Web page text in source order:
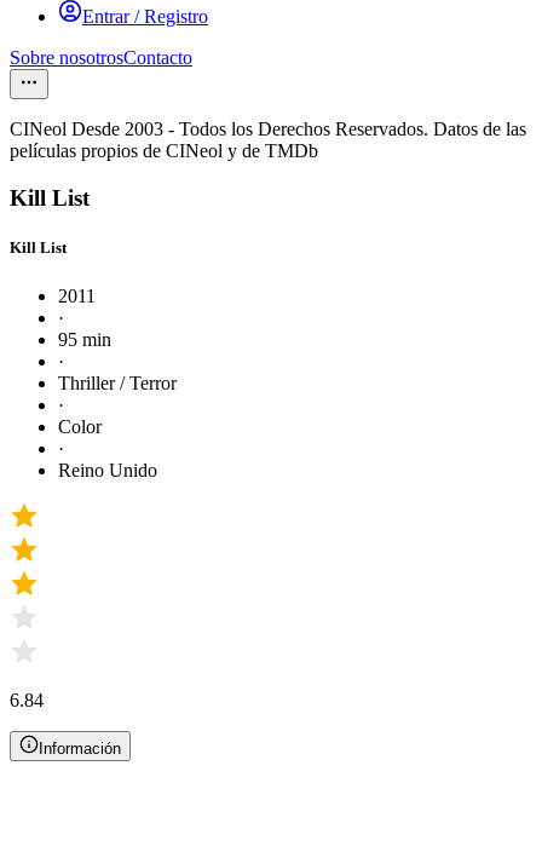
Entrar / Registro
Sobre nosotrosContacto
CINeol Desde 2003 - Todos los Derechos Reservados. Datos de las
películas propios de CINeol y de TMDb
Kill List
Kill List
2011
·
95 min
·
Thriller / Terror
·
Color
·
Reino Unido
6.84
Información